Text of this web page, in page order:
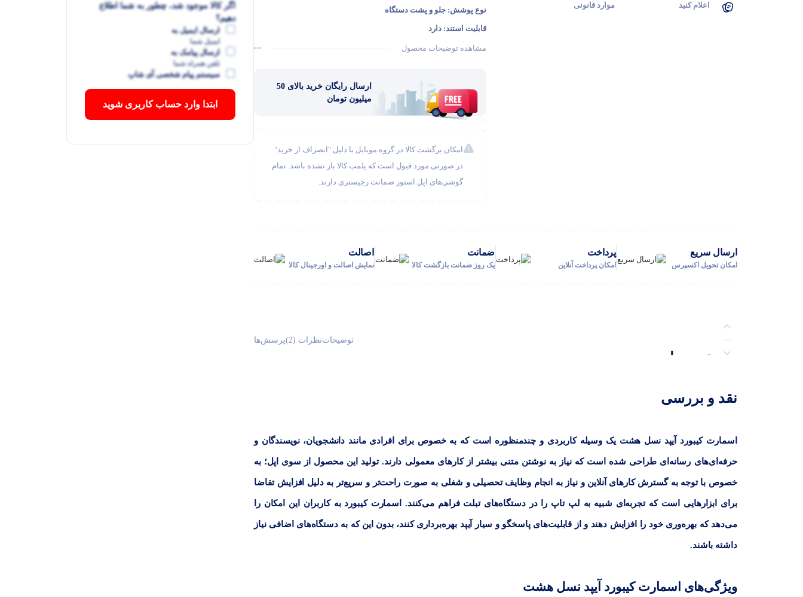
اعلام کنید
موارد قانونی
نوع پوشش:جلو و پشت دستگاه
قابلیت استند:دارد
مشاهده توضیحات محصول
ارسال رایگان خرید بالای 50
میلیون تومان
امکان برگشت کالا در گروه موبایل با دلیل "انصراف از خرید"
در صورتی مورد قبول است که پلمب کالا باز نشده باشد. تمام
گوشی‌های اپل استور ضمانت رجیستری دارند.
ارسال سریع
امکان تحویل اکسپرس
پرداخت
امکان پرداخت آنلاین
ضمانت
یک روز ضمانت بازگشت کالا
اصالت
نمایش اصالت و اورجینال کالا
توضیحات
توضیحاتنظرات (2) پرسش‌ها
نقد و بررسی
اسمارت کیبورد آیپد نسل هشت یک وسیله کاربردی و چندمنظوره است که به خصوص برای افرادی مانند دانشجویان، نویسندگان و
حرفه‌ای‌های رسانه‌ای طراحی شده است که نیاز به نوشتن متنی بیشتر از کارهای معمولی دارند. تولید این محصول از سوی اپل؛ به
خصوص با توجه به گسترش کارهای آنلاین و نیاز به انجام وظایف تحصیلی و شغلی به ‌صورت راحت‌تر و سریع‌تر به دلیل افزایش تقاضا
برای ابزارهایی است که تجربه‌ای شبیه به لپ‌ تاپ را در دستگاه‌های تبلت فراهم می‌کنند. اسمارت کیبورد به کاربران این امکان را
می‌دهد که بهره‌وری خود را افزایش دهند و از قابلیت‌های پاسخگو و سیار آیپد بهره‌برداری کنند، بدون این که به دستگاه‌های اضافی نیاز
داشته باشند.
ویژگی‌های اسمارت کیبورد آیپد نسل هشت
اگر کالا موجود شد، چطور به شما اطلاع
دهیم؟
ارسال ایمیل به
ایمیل شما
ارسال پیامک به
تلفن همراه شما
سیستم پیام شخصی آی شاپ
ابتدا وارد حساب کاربری شوید